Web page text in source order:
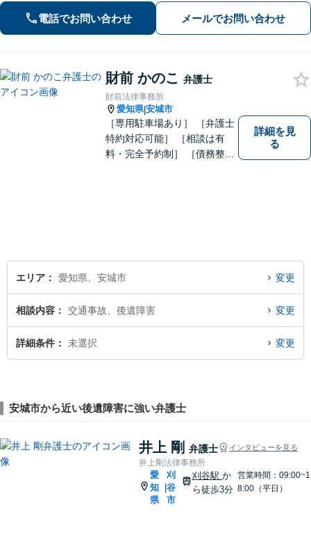
な配慮のある解決策をご提案します
【お子さま連れのご相談可】
電話でお問い合わせ メールでお問い合わせ
財前 かのこ 弁護士
財前法律事務所
愛知県|安城市
［専用駐車場あり］ ［弁護士
特約対応可能］ ［相談は有
料・完全予約制］ ［債務整理
詳細を見
る
エリア 愛知県、安城市 変更
相談内容 交通事故、後遺障害 変更
詳細条件 未選択 変更
安城市から近い後遺障害に強い弁護士
井上 剛 弁護士 インタビューを見る
井上剛法律事務所
愛
知
県
刈
谷
市
刈谷駅 か
ら徒歩3分
営業時間：09:00~1
8:00（平日）